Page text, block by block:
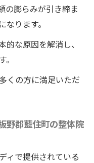
の膨らみが引き締ま
ります。
的な原因を解消し、
くの方に満足いただ
野郡藍住町の整体院
ィで提供されている